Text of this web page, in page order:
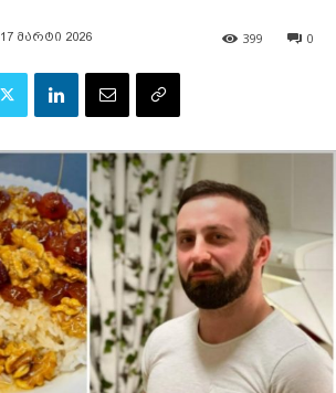
17 მარტი 2026 0
399